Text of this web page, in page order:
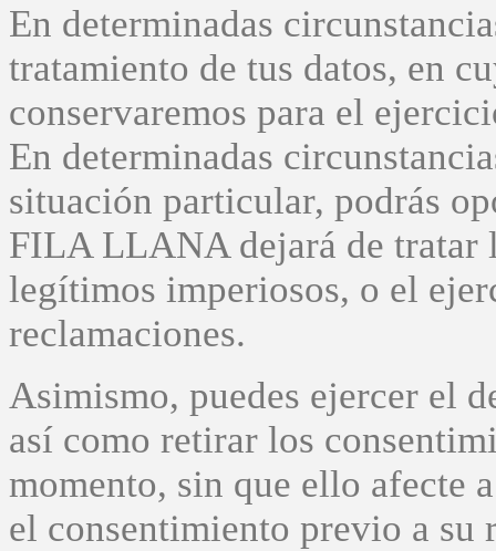
En determinadas
tratamiento de tus datos, en
conservaremos para el
En determinadas
situación particular, podrás
FILA LLANA dejará de tratar
legítimos imperiosos, o el
reclamaciones.
Asimismo, puedes ejercer el
así como retirar los
momento, sin que ello afecte
el consentimiento previo a su